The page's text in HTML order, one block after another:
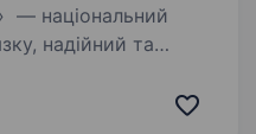
надійний та
які